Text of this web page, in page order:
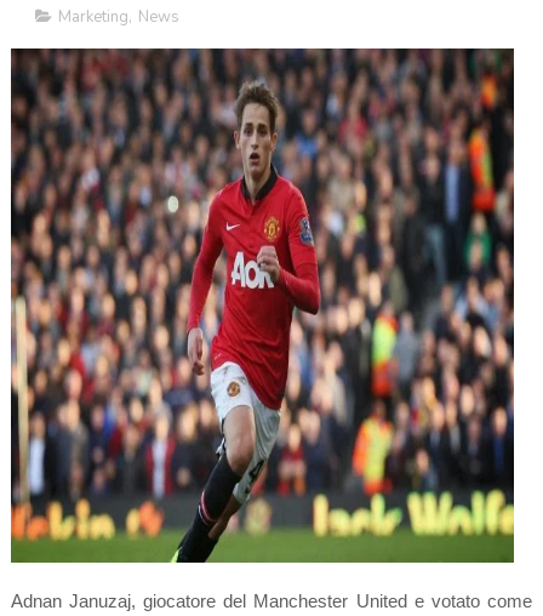
Marketing, News
Adnan Januzaj, giocatore del Manchester United e votato come